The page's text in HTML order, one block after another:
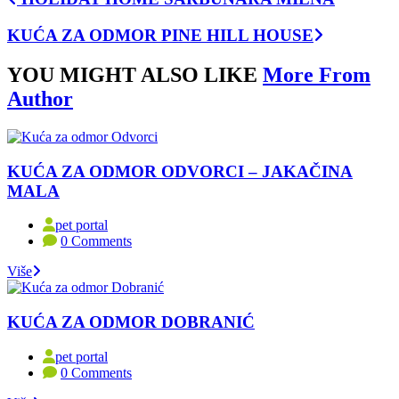
KUĆA ZA ODMOR PINE HILL HOUSE
YOU MIGHT ALSO LIKE More From
Author
KUĆA ZA ODMOR ODVORCI – JAKAČINA
MALA
pet portal
0 Comments
Više
KUĆA ZA ODMOR DOBRANIĆ
pet portal
0 Comments